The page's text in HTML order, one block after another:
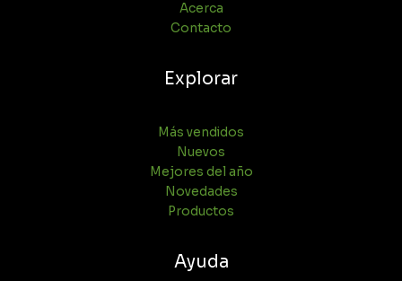
Acerca
Contacto
Explorar
Más vendidos
Nuevos
Mejores del año
Novedades
Productos
Ayuda